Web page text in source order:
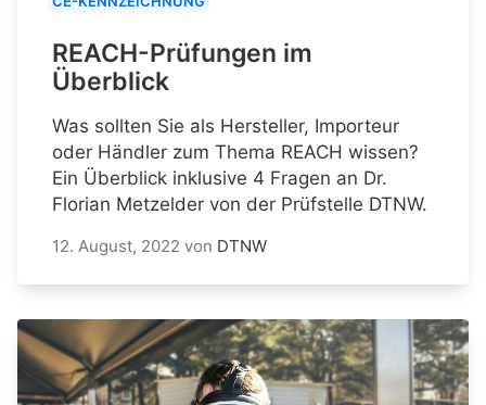
REACH-Prüfungen im
Überblick
Was sollten Sie als Hersteller, Importeur
oder Händler zum Thema REACH wissen?
Ein Überblick inklusive 4 Fragen an Dr.
Florian Metzelder von der Prüfstelle DTNW.
12. August, 2022 von DTNW